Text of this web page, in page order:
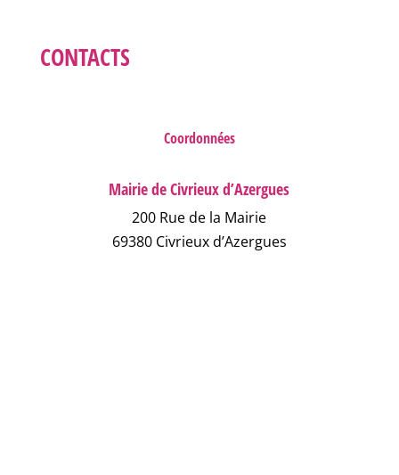
CONTACTS
Coordonnées
Mairie de Civrieux d’Azergues
200 Rue de la Mairie
69380 Civrieux d’Azergues